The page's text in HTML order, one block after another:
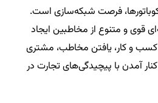
فرصت شبکه‌سازی است.
قوی و متنوع از مخاطبین ایجاد
و کار، یافتن مخاطب، مشتری
آمدن با پیچیدگی‌های تجارت در